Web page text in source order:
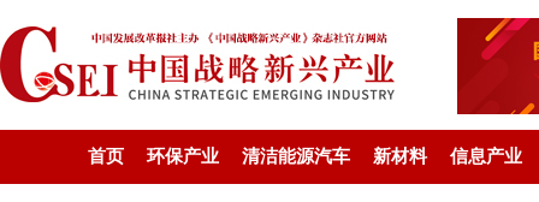
首页 环保产业 清洁能源汽车 新材料 信息产业